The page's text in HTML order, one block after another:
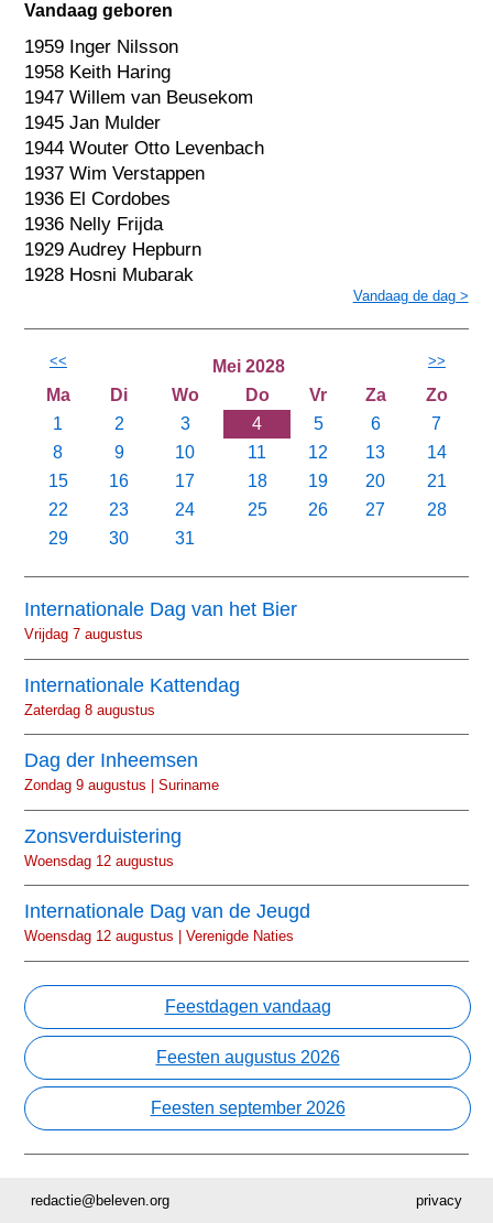
Vandaag geboren
1959 Inger Nilsson
1958 Keith Haring
1947 Willem van Beusekom
1945 Jan Mulder
1944 Wouter Otto Levenbach
1937 Wim Verstappen
1936 El Cordobes
1936 Nelly Frijda
1929 Audrey Hepburn
1928 Hosni Mubarak
Vandaag de dag >
<< Mei 2028 >>
Ma Di Wo Do Vr Za
Zo
1
2 3 4 5 6
7
8
9 10 11 12 13
14
15
16 17 18 19 20
21
22
23 24 25 26 27
28
29
30 31
Internationale Dag van het Bier
Vrijdag 7 augustus
Internationale Kattendag
Zaterdag 8 augustus
Dag der Inheemsen
Zondag 9 augustus | Suriname
Zonsverduistering
Woensdag 12 augustus
Internationale Dag van de Jeugd
Woensdag 12 augustus | Verenigde Naties
Feestdagen vandaag
Feesten augustus 2026
Feesten september 2026
privacy
redactie@beleven.org